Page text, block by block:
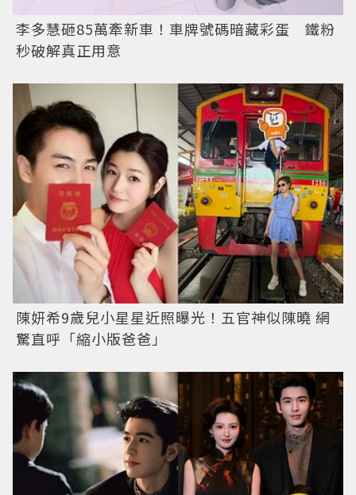
李多慧砸85萬牽新車！車牌號碼暗藏彩蛋 鐵粉
秒破解真正用意
陳妍希9歲兒小星星近照曝光！五官神似陳曉 網
驚直呼「縮小版爸爸」